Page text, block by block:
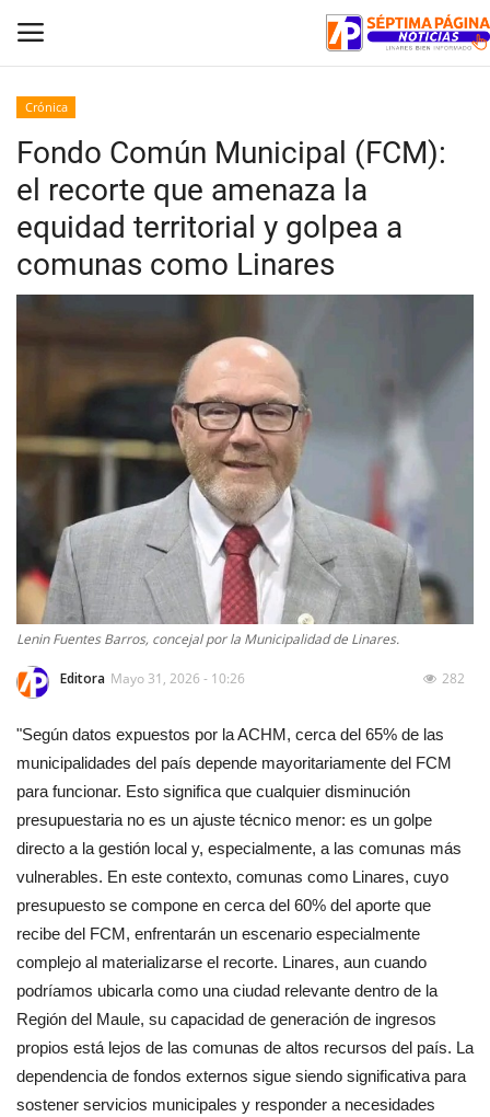
Inicio
Crónica
Policial
Tribunales
Deporte
Espectáculos
Crónica
Fondo Común Municipal (FCM):
el recorte que amenaza la
equidad territorial y golpea a
comunas como Linares
Lenin Fuentes Barros, concejal por la Municipalidad de Linares.
Editora Mayo 31, 2026 - 10:26 282
"Según datos expuestos por la ACHM, cerca del 65% de las
municipalidades del país depende mayoritariamente del FCM
para funcionar. Esto significa que cualquier disminución
presupuestaria no es un ajuste técnico menor: es un golpe
directo a la gestión local y, especialmente, a las comunas más
vulnerables. En este contexto, comunas como Linares, cuyo
presupuesto se compone en cerca del 60% del aporte que
recibe del FCM, enfrentarán un escenario especialmente
complejo al materializarse el recorte. Linares, aun cuando
podríamos ubicarla como una ciudad relevante dentro de la
Región del Maule, su capacidad de generación de ingresos
propios está lejos de las comunas de altos recursos del país. La
dependencia de fondos externos sigue siendo significativa para
sostener servicios municipales y responder a necesidades